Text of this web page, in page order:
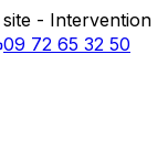
- Intervention
09 72 65 32 50